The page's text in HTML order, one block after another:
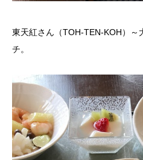
東天紅さん（TOH-TEN-KOH）～
チ。